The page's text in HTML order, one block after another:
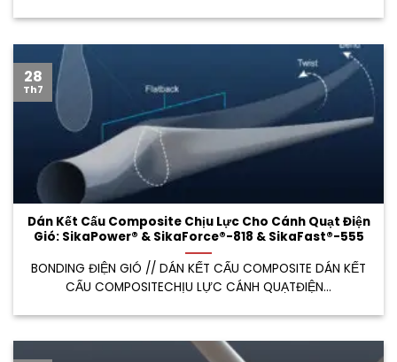
Dán Kết Cấu Composite Chịu Lực Cho Cánh Quạt Điện
Gió: SikaPower® & SikaForce®-818 & SikaFast®-555
BONDING ĐIỆN GIÓ // DÁN KẾT CẤU COMPOSITE DÁN KẾT
CẤU COMPOSITECHỊU LỰC CÁNH QUẠTĐIỆN...
28
Th7